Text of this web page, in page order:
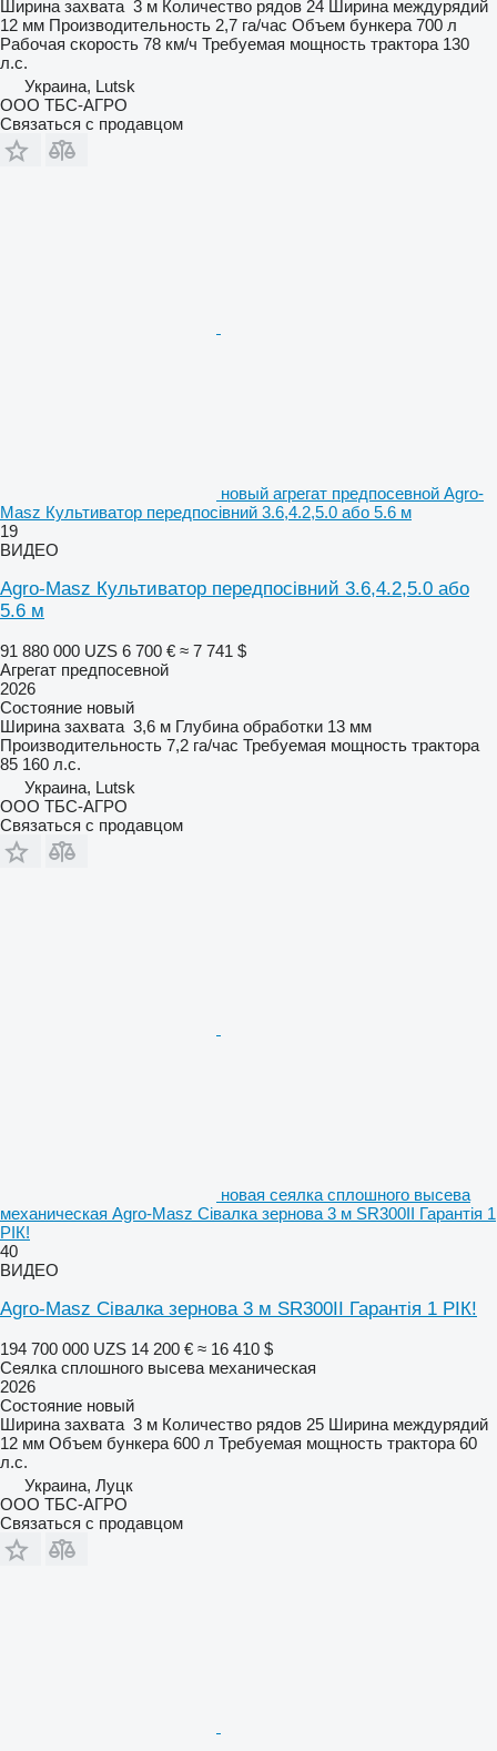
Ширина захвата 3 м Количество рядов 24 Ширина междурядий
12 мм Производительность 2,7 га/час Объем бункера 700 л
Рабочая скорость 78 км/ч Требуемая мощность трактора 130
л.с.
Украина, Lutsk
ООО ТБС-АГРО
Связаться с продавцом
новый агрегат предпосевной Agro-
Masz Культиватор передпосівний 3.6,4.2,5.0 або 5.6 м
19
ВИДЕО
Agro-Masz Культиватор передпосівний 3.6,4.2,5.0 або
5.6 м
91 880 000 UZS 6 700 € ≈ 7 741 $
Агрегат предпосевной
2026
Состояние новый
Ширина захвата 3,6 м Глубина обработки 13 мм
Производительность 7,2 га/час Требуемая мощность трактора
85 160 л.с.
Украина, Lutsk
ООО ТБС-АГРО
Связаться с продавцом
новая сеялка сплошного высева
механическая Agro-Masz Сівалка зернова 3 м SR300II Гарантія 1
РІК!
40
ВИДЕО
Agro-Masz Сівалка зернова 3 м SR300II Гарантія 1 РІК!
194 700 000 UZS 14 200 € ≈ 16 410 $
Сеялка сплошного высева механическая
2026
Состояние новый
Ширина захвата 3 м Количество рядов 25 Ширина междурядий
12 мм Объем бункера 600 л Требуемая мощность трактора 60
л.с.
Украина, Луцк
ООО ТБС-АГРО
Связаться с продавцом